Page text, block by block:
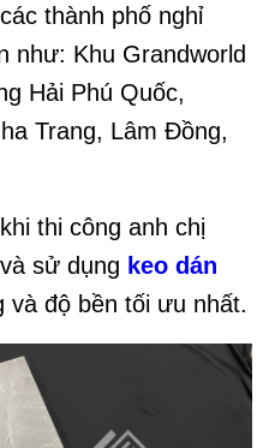
thành phố nghỉ
như: Khu Grandworld
Hải Phú Quốc,
Trang, Lâm Đồng,
thi công anh chị
sử dụng keo dán
và độ bền tối ưu nhất.